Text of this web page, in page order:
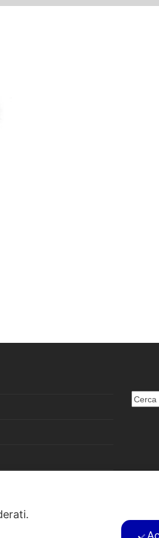
- P.I. 00882950967 - R.E.A. MB: